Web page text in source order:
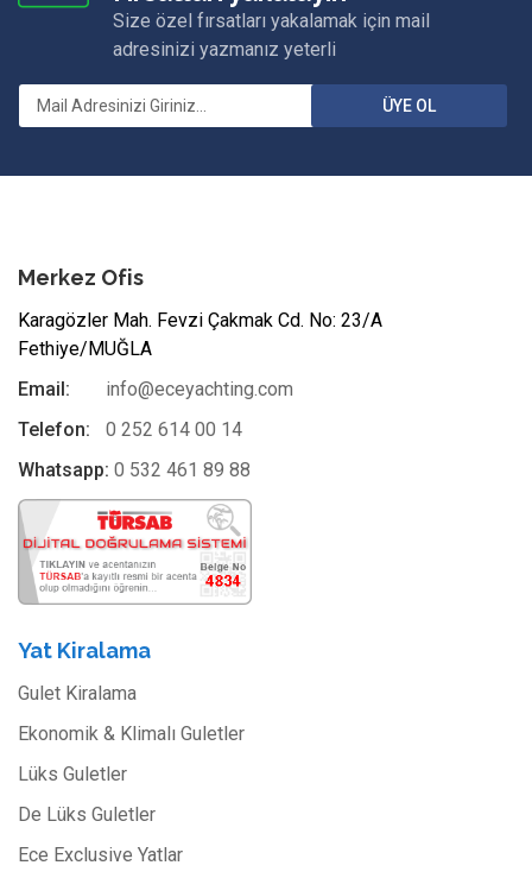
Size özel fırsatları yakalamak için mail
adresinizi yazmanız yeterli
ÜYE OL
Merkez Ofis
Karagözler Mah. Fevzi Çakmak Cd. No: 23/A
Fethiye/MUĞLA
Email:
info@eceyachting.com
Telefon:
0 252 614 00 14
Whatsapp: 0 532 461 89 88
Yat Kiralama
Gulet Kiralama
Ekonomik & Klimalı Guletler
Lüks Guletler
De Lüks Guletler
Ece Exclusive Yatlar